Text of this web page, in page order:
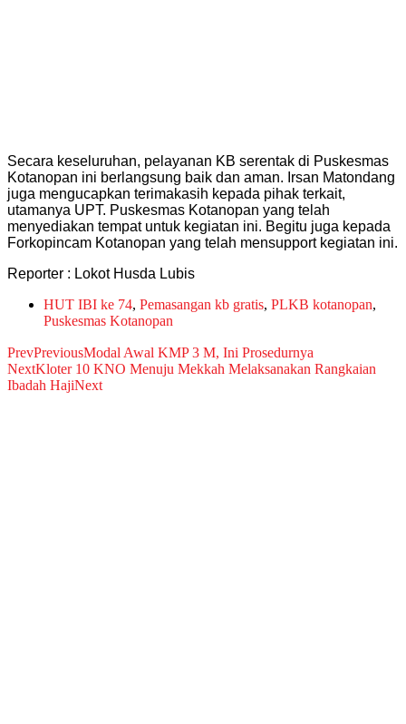
Secara keseluruhan, pelayanan KB serentak di Puskesmas
Kotanopan ini berlangsung baik dan aman. Irsan Matondang
juga mengucapkan terimakasih kepada pihak terkait,
utamanya UPT. Puskesmas Kotanopan yang telah
menyediakan tempat untuk kegiatan ini. Begitu juga kepada
Forkopincam Kotanopan yang telah mensupport kegiatan ini.
Reporter : Lokot Husda Lubis
HUT IBI ke 74, Pemasangan kb gratis, PLKB kotanopan,
Puskesmas Kotanopan
PrevPreviousModal Awal KMP 3 M, Ini Prosedurnya
NextKloter 10 KNO Menuju Mekkah Melaksanakan Rangkaian
Ibadah HajiNext